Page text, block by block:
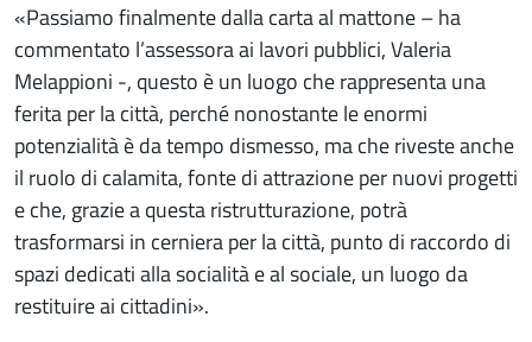
«Passiamo finalmente dalla carta al mattone – ha
commentato l’assessora ai lavori pubblici, Valeria
Melappioni -, questo è un luogo che rappresenta una
ferita per la città, perché nonostante le enormi
potenzialità è da tempo dismesso, ma che riveste anche
il ruolo di calamita, fonte di attrazione per nuovi progetti
e che, grazie a questa ristrutturazione, potrà
trasformarsi in cerniera per la città, punto di raccordo di
spazi dedicati alla socialità e al sociale, un luogo da
restituire ai cittadini».